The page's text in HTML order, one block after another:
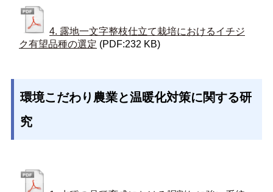
4. 露地一文字整枝仕立て栽培におけるイチジ
ク有望品種の選定 (PDF:232 KB)
環境こだわり農業と温暖化対策に関する研
究